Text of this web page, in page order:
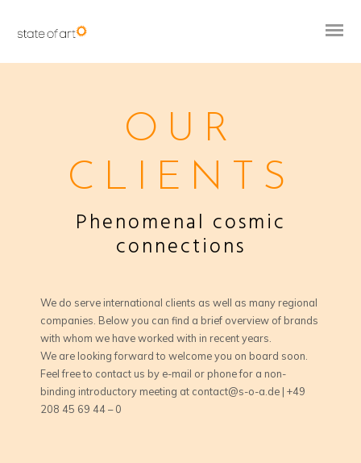
OUR
CLIENTS
Phenomenal cosmic
connections
We do serve international clients as well as many regional
companies. Below you can find a brief overview of brands
with whom we have worked with in recent years.
We are looking forward to welcome you on board soon.
Feel free to contact us by e-mail or phone for a non-
binding introductory meeting at contact@s-o-a.de | +49
208 45 69 44 – 0